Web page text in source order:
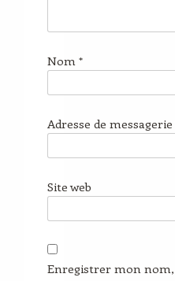
Nom *
Adresse de messagerie
Site web
Enregistrer mon